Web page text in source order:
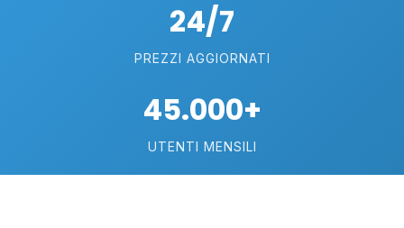
24/7
PREZZI AGGIORNATI
45.000+
UTENTI MENSILI